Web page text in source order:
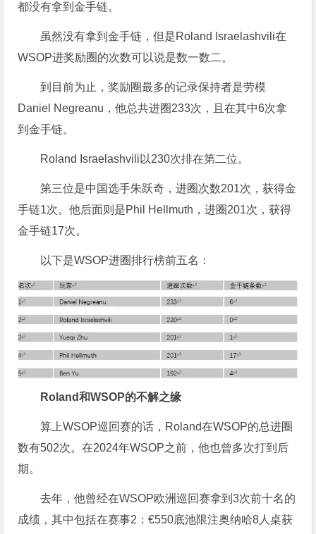
都没有拿到金手链。
虽然没有拿到金手链，但是Roland Israelashvili在
WSOP进奖励圈的次数可以说是数一数二。
到目前为止，奖励圈最多的记录保持者是劳模
Daniel Negreanu，他总共进圈233次，且在其中6次拿
到金手链。
Roland Israelashvili以230次排在第二位。
第三位是中国选手朱跃奇，进圈次数201次，获得金
手链1次。他后面则是Phil Hellmuth，进圈201次，获得
金手链17次。
以下是WSOP进圈排行榜前五名：
Roland和WSOP的不解之缘
算上WSOP巡回赛的话，Roland在WSOP的总进圈
数有502次。在2024年WSOP之前，他也曾多次打到后
期。
去年，他曾经在WSOP欧洲巡回赛拿到3次前十名的
成绩，其中包括在赛事2：€550底池限注奥纳哈8人桌获